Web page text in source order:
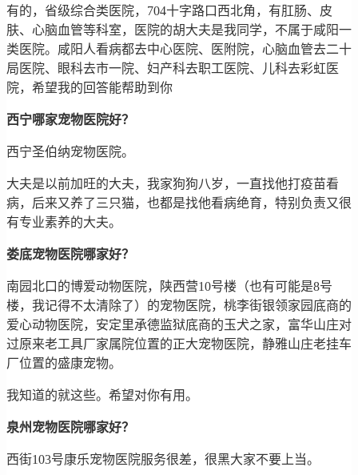
有的，省级综合类医院，704十字路口西北角，有肛肠、皮
肤、心脑血管等科室，医院的胡大夫是我同学，不属于咸阳一
类医院。咸阳人看病都去中心医院、医附院，心脑血管去二十
局医院、眼科去市一院、妇产科去职工医院、儿科去彩虹医
院，希望我的回答能帮助到你
西宁哪家宠物医院好？
西宁圣伯纳宠物医院。
大夫是以前加旺的大夫，我家狗狗八岁，一直找他打疫苗看
病，后来又养了三只猫，也都是找他看病绝育，特别负责又很
有专业素养的大夫。
娄底宠物医院哪家好？
南园北口的博爱动物医院，陕西营10号楼（也有可能是8号
楼，我记得不太清除了）的宠物医院，桃李街银领家园底商的
爱心动物医院，安定里承德监狱底商的玉犬之家，富华山庄对
过原来老工具厂家属院位置的正大宠物医院，静雅山庄老挂车
厂位置的盛康宠物。
我知道的就这些。希望对你有用。
泉州宠物医院哪家好？
西街103号康乐宠物医院服务很差，很黑大家不要上当。